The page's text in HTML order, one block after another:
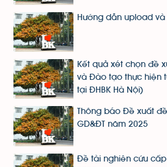
Hướng dẫn upload
Kết quả xét chọn đề
và Đào tạo thực hiện
tại ĐHBK Hà Nội)
Thông báo Đề xuất
GD&ĐT năm 2025
Đề tài nghiên cứu